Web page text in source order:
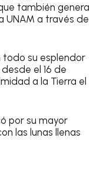
también genera
UNAM a través de
todo su esplendor
desde el 16 de
a la Tierra el
por su mayor
las lunas llenas